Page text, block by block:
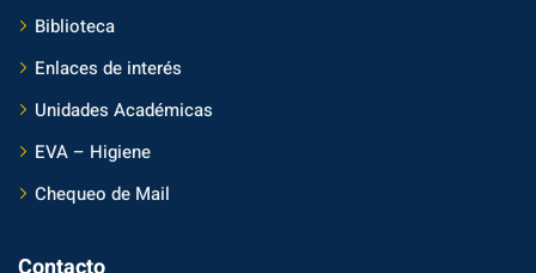
Biblioteca
Enlaces de interés
Unidades Académicas
EVA – Higiene
Chequeo de Mail